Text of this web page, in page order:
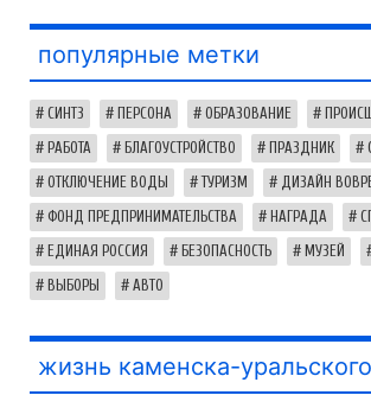
популярные метки
СИНТЗ ПЕРСОНА ОБРАЗОВАНИЕ
РАБОТА БЛАГОУСТРОЙСТВО ПРАЗДНИК
ОТКЛЮЧЕНИЕ ВОДЫ ТУРИЗМ ДИЗАЙН
ФОНД ПРЕДПРИНИМАТЕЛЬСТВА НАГРАДА
ЕДИНАЯ РОССИЯ БЕЗОПАСНОСТЬ МУЗЕЙ
ВЫБОРЫ АВТО
жизнь каменска-уральского